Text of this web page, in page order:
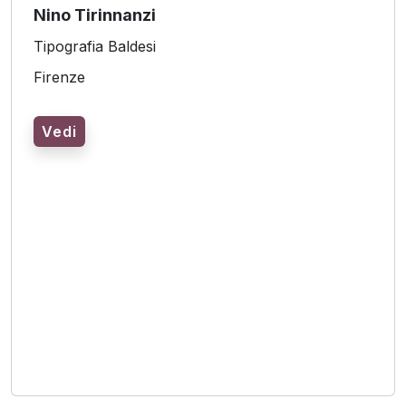
Nino Tirinnanzi
Tipografia Baldesi
Firenze
Vedi